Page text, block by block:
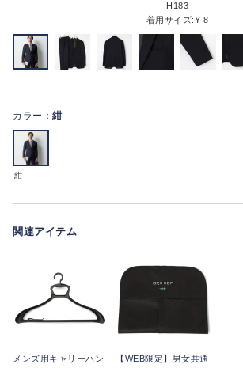
H183
着用サイズ:Y 8
カラー： 紺
紺
関連アイテム
メンズ用キャリーハン
【WEB限定】男女共通